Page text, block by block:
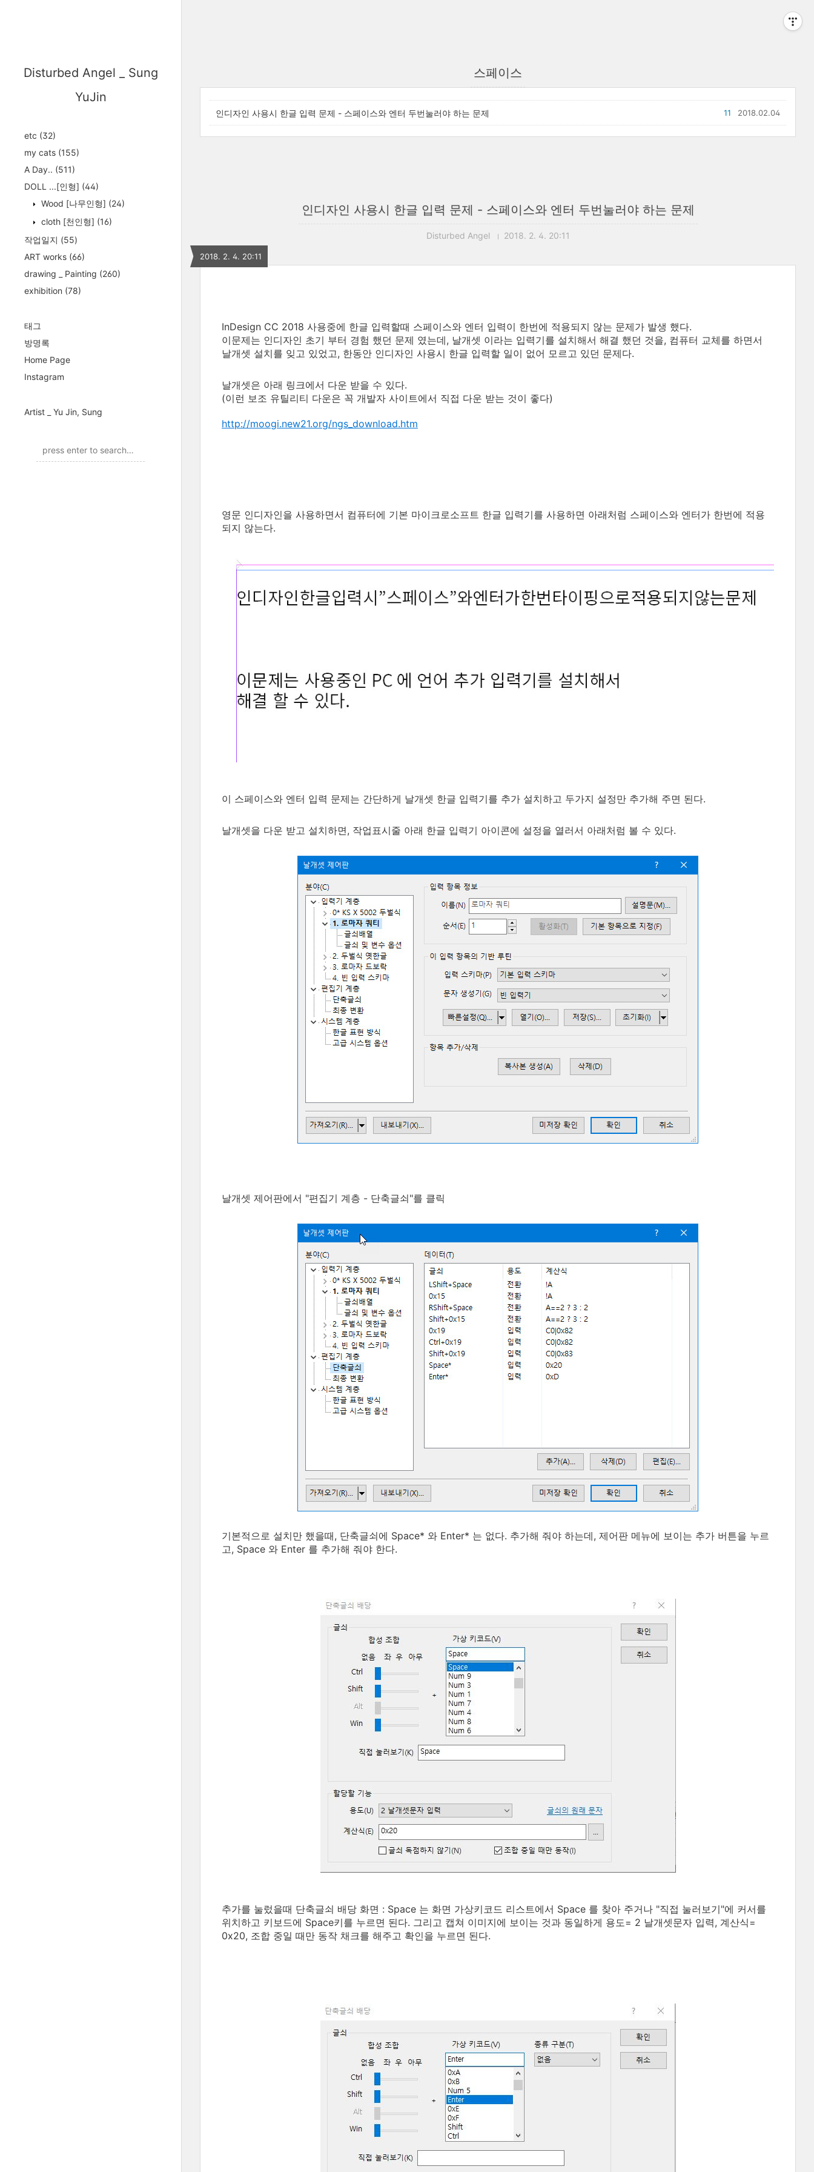
Disturbed Angel _ Sung
YuJin
etc (32)
my cats (155)
A Day.. (511)
DOLL ...[인형] (44)
Wood [나무인형] (24)
cloth [천인형] (16)
작업일지 (55)
ART works (66)
drawing _ Painting (260)
exhibition (78)
태그
방명록
Home Page
Instagram
Artist _ Yu Jin, Sung
스페이스
인디자인 사용시 한글 입력 문제 - 스페이스와 엔터 두번눌러야 하는 문제 2018.02.04
11
인디자인 사용시 한글 입력 문제 - 스페이스와 엔터 두번눌러야 하는 문제
Disturbed Angel 2018. 2. 4. 20:11
2018. 2. 4. 20:11
InDesign CC 2018 사용중에 한글 입력할때 스페이스와 엔터 입력이 한번에 적용되지 않는 문제가 발생 했다.
이문제는 인디자인 초기 부터 경험 했던 문제 였는데, 날개셋 이라는 입력기를 설치해서 해결 했던 것을, 컴퓨터 교체를 하면서
날개셋 설치를 잊고 있었고, 한동안 인디자인 사용시 한글 입력할 일이 없어 모르고 있던 문제다.
날개셋은 아래 링크에서 다운 받을 수 있다.
(이런 보조 유틸리티 다운은 꼭 개발자 사이트에서 직접 다운 받는 것이 좋다)
http://moogi.new21.org/ngs_download.htm
영문 인디자인을 사용하면서 컴퓨터에 기본 마이크로소프트 한글 입력기를 사용하면 아래처럼 스페이스와 엔터가 한번에 적용
되지 않는다.
이 스페이스와 엔터 입력 문제는 간단하게 날개셋 한글 입력기를 추가 설치하고 두가지 설정만 추가해 주면 된다.
날개셋을 다운 받고 설치하면, 작업표시줄 아래 한글 입력기 아이콘에 설정을 열러서 아래처럼 볼 수 있다.
날개셋 제어판에서 "편집기 계층 - 단축글쇠"를 클릭
기본적으로 설치만 했을때, 단축글쇠에 Space* 와 Enter* 는 없다. 추가해 줘야 하는데, 제어판 메뉴에 보이는 추가 버튼을 누르
고, Space 와 Enter 를 추가해 줘야 한다.
추가를 눌렀을때 단축글쇠 배당 화면 : Space 는 화면 가상키코드 리스트에서 Space 를 찾아 주거나 "직접 눌러보기"에 커서를
위치하고 키보드에 Space키를 누르면 된다. 그리고 캡쳐 이미지에 보이는 것과 동일하게 용도= 2 날개셋문자 입력, 계산식=
0x20, 조합 중일 때만 동작 채크를 해주고 확인을 누르면 된다.